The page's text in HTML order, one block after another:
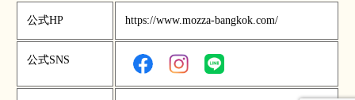
公式HP https://www.mozza-bangkok.com/
公式SNS